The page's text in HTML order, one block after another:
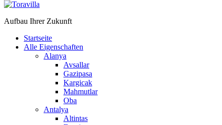
Aufbau Ihrer Zukunft
Startseite
Alle Eigenschaften
Alanya
Avsallar
Gazipasa
Kargicak
Mahmutlar
Oba
Antalya
Altintas